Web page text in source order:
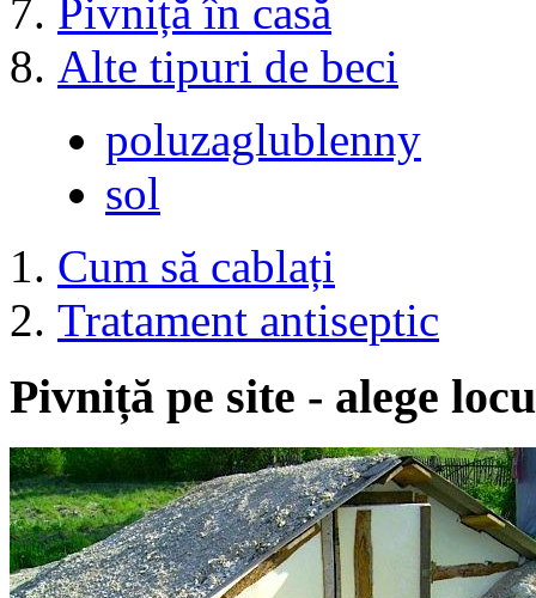
Pivniță în casă
Alte tipuri de beci
poluzaglublenny
sol
Cum să cablați
Tratament antiseptic
Pivniță pe site - alege